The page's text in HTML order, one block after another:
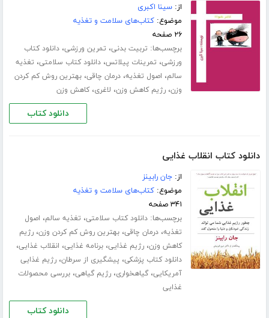
از:سینا اکبری
موضوع:کتاب‌های سلامت و تغذیه
۲۶ صفحه
برچسب‌ها: تربیت بدنی، تمرین ورزشی،دانلود کتاب
ورزشی، تمرینات پیلاتس،دانلود کتاب سلامتی، تغذیه
سالم، اصول تغذیه،درمان چاقی،بهترین روش کم کردن
وزن،رژیم کاهش وزن، لاغری،کاهش وزن
دانلود کتاب
دانلود کتاب انقلاب غذایی
از:جان رابینز
موضوع:کتاب‌های سلامت و تغذیه
۳۴۱ صفحه
برچسب‌ها:دانلود کتاب سلامتی، تغذیه سالم، اصول
تغذیه،درمان چاقی،بهترین روش کم کردن وزن،رژیم
کاهش وزن،رژیم غذایی،برنامه غذایی، انقلاب غذایی،
دانلود کتاب پزشکی، پیشگیری از سرطان،رژیم غذایی
آمریکایی،گیاهخواری،رژیم گیاهی،بررسی محصولات
غذایی
دانلود کتاب